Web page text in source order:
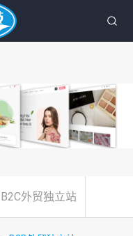
B2C外贸独立站